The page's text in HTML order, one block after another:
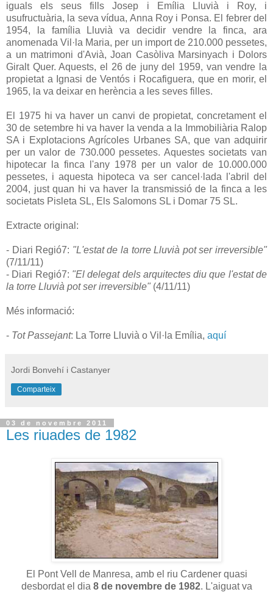
iguals els seus fills Josep i Emília Lluvià i Roy, i
usufructuària, la seva vídua, Anna Roy i Ponsa. El febrer del
1954, la família Lluvià va decidir vendre la finca, ara
anomenada Vil·la Maria, per un import de 210.000 pessetes,
a un matrimoni d'Avià, Joan Casòliva Marsinyach i Dolors
Giralt Quer. Aquests, el 26 de juny del 1959, van vendre la
propietat a Ignasi de Ventós i Rocafiguera, que en morir, el
1965, la va deixar en herència a les seves filles.
El 1975 hi va haver un canvi de propietat, concretament el
30 de setembre hi va haver la venda a la Immobiliària Ralop
SA i Explotacions Agrícoles Urbanes SA, que van adquirir
per un valor de 730.000 pessetes. Aquestes societats van
hipotecar la finca l'any 1978 per un valor de 10.000.000
pessetes, i aquesta hipoteca va ser cancel·lada l'abril del
2004, just quan hi va haver la transmissió de la finca a les
societats Pisleta SL, Els Salomons SL i Domar 75 SL.
Extracte original:
- Diari Regió7: "L'estat de la torre Lluvià pot ser irreversible"
(7/11/11)
- Diari Regió7: "El delegat dels arquitectes diu que l'estat de
la torre Lluvià pot ser irreversible" (4/11/11)
Més informació:
- Tot Passejant: La Torre Lluvià o Vil·la Emília, aquí
Jordi Bonvehí i Castanyer
Comparteix
03 de novembre 2011
Les riuades de 1982
El Pont Vell de Manresa, amb el riu Cardener quasi
desbordat el dia 8 de novembre de 1982. L'aiguat va